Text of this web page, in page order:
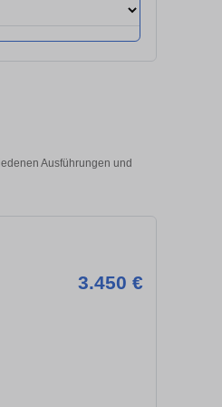
Ausführungen und
3.450 €